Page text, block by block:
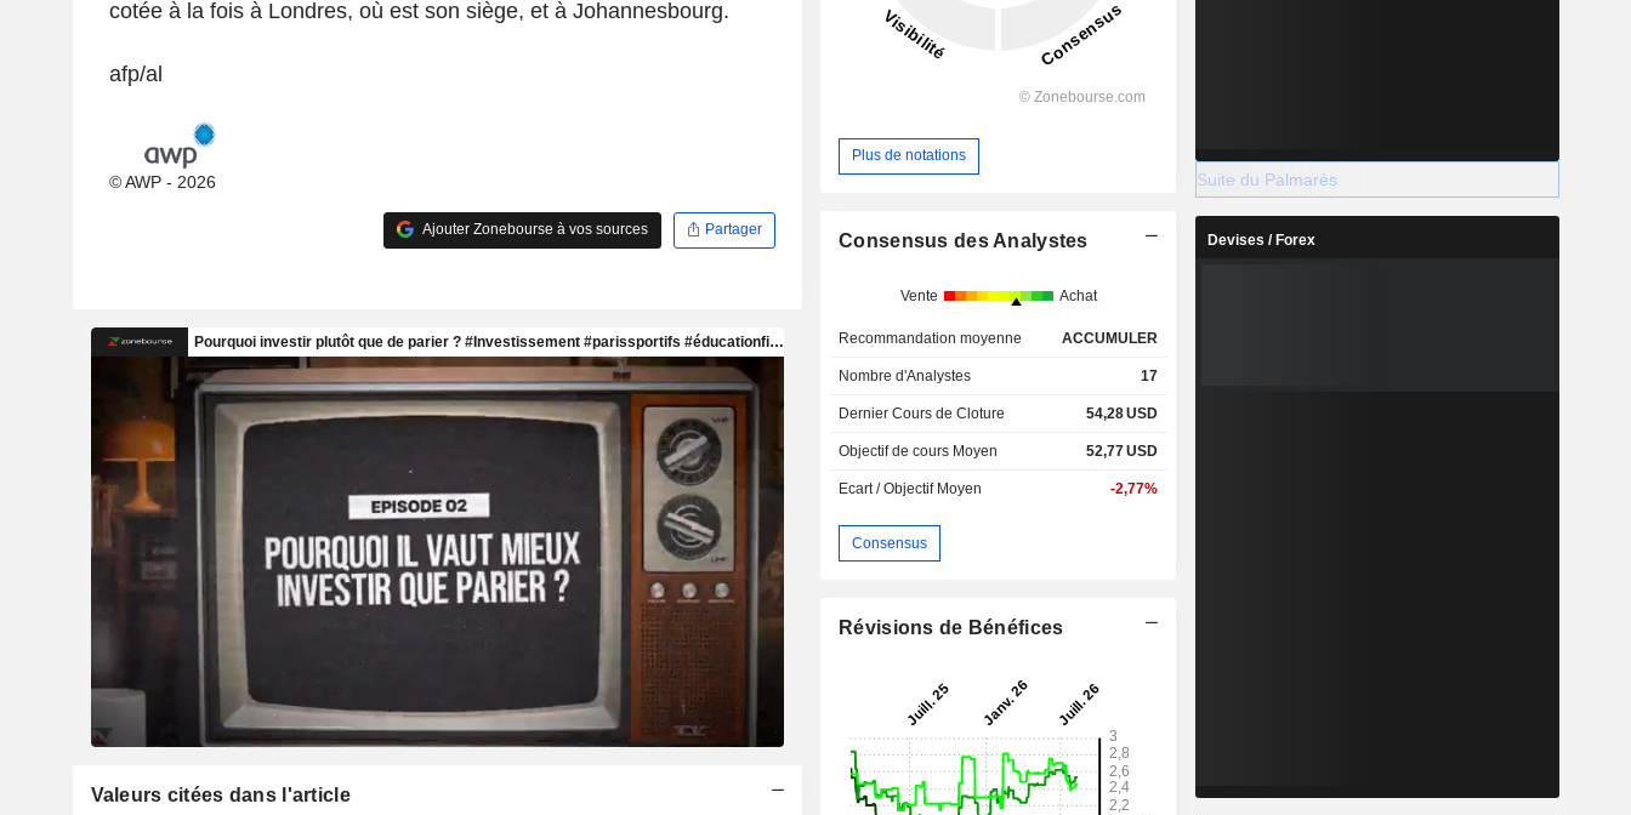
cotée à la fois à Londres, où est son siège, et à Johannesbourg.
afp/al
© AWP - 2026
Ajouter Zonebourse à vos sources Partager
Valeurs citées dans l'article
Plus de notations
Consensus des Analystes
Vente Achat
Recommandation moyenne ACCUMULER
Nombre d'Analystes 17
Dernier Cours de Cloture 54,28USD
Objectif de cours Moyen 52,77USD
Ecart / Objectif Moyen -2,77%
Consensus
Révisions de Bénéfices
Suite du Palmarès
Devises / Forex